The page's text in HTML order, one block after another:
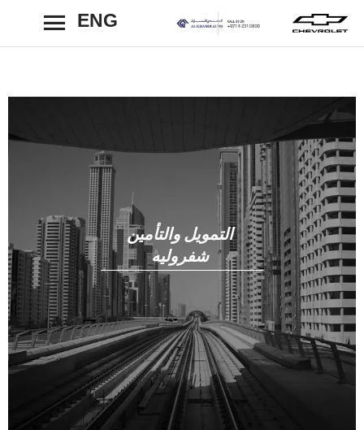
ENG رجوع
التمويل والتأمين
شفروليه